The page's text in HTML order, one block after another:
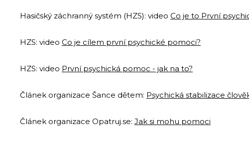
Hasičský záchranný systém (HZS): video Co je to První
HZS: video Co je cílem první psychické pomoci?
HZS: video První psychická pomoc - jak na to?
Článek organizace Šance dětem: Psychická stabilizace
Článek organizace Opatruj.se: Jak si mohu pomoci